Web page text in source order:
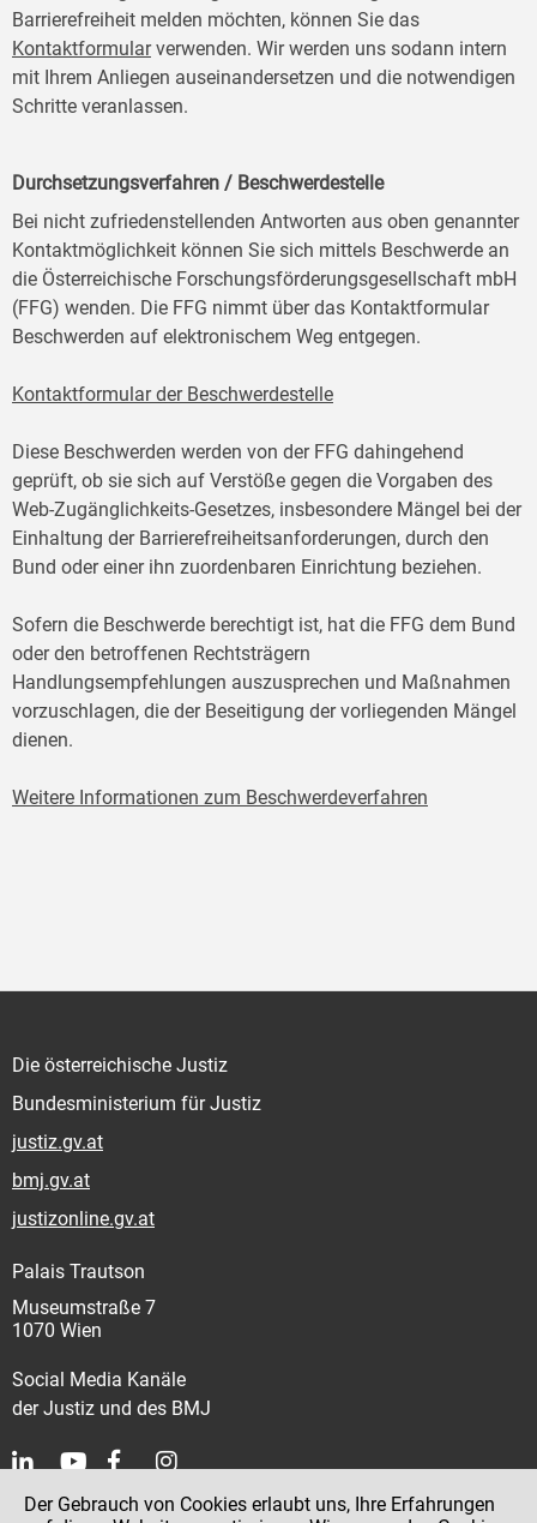
Barrierefreiheit melden möchten, können Sie das
Kontaktformularverwenden. Wir werden uns sodann intern
mit Ihrem Anliegen auseinandersetzen und die notwendigen
Schritte veranlassen.
Durchsetzungsverfahren / Beschwerdestelle
Bei nicht zufriedenstellenden Antworten aus oben genannter
Kontaktmöglichkeit können Sie sich mittels Beschwerde an
die Österreichische Forschungsförderungsgesellschaft mbH
(FFG) wenden. Die FFG nimmt über das Kontaktformular
Beschwerden auf elektronischem Weg entgegen.
Kontaktformular der Beschwerdestelle
Diese Beschwerden werden von der FFG dahingehend
geprüft, ob sie sich auf Verstöße gegen die Vorgaben des
Web-Zugänglichkeits-Gesetzes, insbesondere Mängel bei der
Einhaltung der Barrierefreiheitsanforderungen, durch den
Bund oder einer ihn zuordenbaren Einrichtung beziehen.
Sofern die Beschwerde berechtigt ist, hat die FFG dem Bund
oder den betroffenen Rechtsträgern
Handlungsempfehlungen auszusprechen und Maßnahmen
vorzuschlagen, die der Beseitigung der vorliegenden Mängel
dienen.
Weitere Informationen zum Beschwerdeverfahren
Die österreichische Justiz
Bundesministerium für Justiz
justiz.gv.at
bmj.gv.at
justizonline.gv.at
Palais Trautson
Museumstraße 7
1070 Wien
Social Media Kanäle
der Justiz und des BMJ
Kontakt
Der Gebrauch von Cookies erlaubt uns, Ihre Erfahrungen